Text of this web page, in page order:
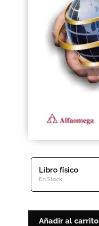
Black Friday 2025
CONDICIONES DE COMPRA
Contenido gratuito
Content restricted
Distribuidores
Libro físico
En Stock
Añadir al carrito